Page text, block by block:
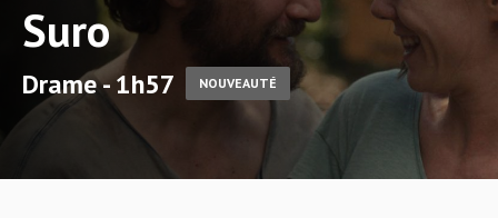
Suro
Drame - 1h57 NOUVEAUTÉ